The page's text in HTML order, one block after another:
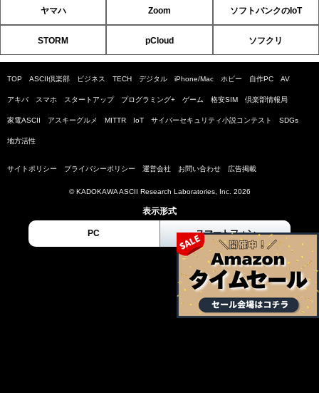
ヤマハ Zoom ソフトバンクのIoT
STORM pCloud ソフクリ
TOP ASCII倶楽部 ビジネス TECH デジタル iPhone/Mac ホビー 自作PC AV
アキバ スマホ スタートアップ プログラミング+ ゲーム 格安SIM 倶楽部情報局
家電ASCII アスキーグルメ MITTR IoT サイバーセキュリティ小説コンテスト SDGs
地方活性
サイトポリシー プライバシーポリシー 運営会社 お問い合わせ 広告掲載
© KADOKAWA ASCII Research Laboratories, Inc. 2026
表示形式
PC スマートフォン